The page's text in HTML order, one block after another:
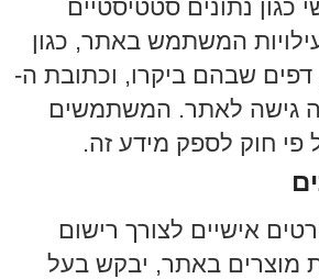
כגון נתונים סטטיסטיים
המשתמש באתר, כגון
דפים שבהם ביקרו, וכתובת ה-
המשתמשים
פי חוק לספק מידע זה.
אישיים לצורך רישום
מוצרים באתר, יבקש בעל